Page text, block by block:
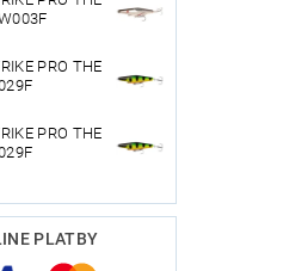
PRO THE
PRO THE
PLATBY